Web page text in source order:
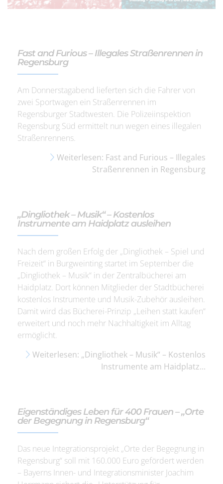
Fast and Furious – Illegales Straßenrennen in
Regensburg
Am Donnerstagabend lieferten sich die Fahrer von
zwei Sportwagen ein Straßenrennen im
Regensburger Stadtwesten. Die Polizeiinspektion
Regensburg Süd ermittelt nun wegen eines illegalen
Straßenrennens.
Weiterlesen: Fast and Furious – Illegales
Straßenrennen in Regensburg
„Dingliothek – Musik“ – Kostenlos
Instrumente am Haidplatz ausleihen
Nach dem großen Erfolg der „Dingliothek – Spiel und
Freizeit“ in Burgweinting startet im September die
„Dingliothek – Musik“ in der Zentralbücherei am
Haidplatz. Dort können Mitglieder der Stadtbücherei
kostenlos Instrumente und Musik-Zubehör ausleihen.
Damit wird das Bücherei-Prinzip „Leihen statt kaufen“
erweitert und noch mehr Nachhaltigkeit im Alltag
ermöglicht.
Weiterlesen: „Dingliothek – Musik“ – Kostenlos
Instrumente am Haidplatz...
Eigenständiges Leben für 400 Frauen – „Orte
der Begegnung in Regensburg“
Das neue Integrationsprojekt „Orte der Begegnung in
Regensburg“ soll mit 160.000 Euro gefördert werden
– Bayerns Innen- und Integrationsminister Joachim